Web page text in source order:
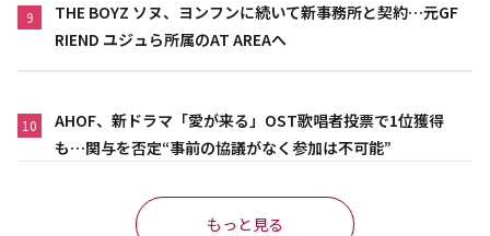
9
THE BOYZ ソヌ、ヨンフンに続いて新事務所と契約…元GF
RIEND ユジュら所属のAT AREAへ
10
AHOF、新ドラマ「愛が来る」OST歌唱者投票で1位獲得
も…関与を否定“事前の協議がなく参加は不可能”
もっと見る